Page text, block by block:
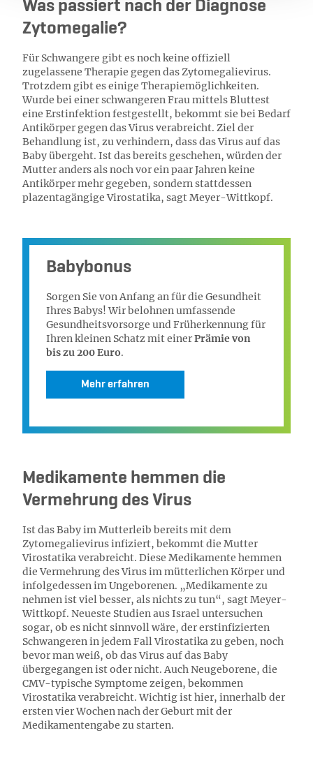
Was passiert nach der Diagnose
Zytomegalie?
Für Schwangere gibt es noch keine offiziell
zugelassene Therapie gegen das Zytomegalievirus.
Trotzdem gibt es einige Therapiemöglichkeiten.
Wurde bei einer schwangeren Frau mittels Bluttest
eine Erstinfektion festgestellt, bekommt sie bei Bedarf
Antikörper gegen das Virus verabreicht. Ziel der
Behandlung ist, zu verhindern, dass das Virus auf das
Baby übergeht. Ist das bereits geschehen, würden der
Mutter anders als noch vor ein paar Jahren keine
Antikörper mehr gegeben, sondern stattdessen
plazentagängige Virostatika, sagt Meyer-Wittkopf.
Babybonus
Sorgen Sie von Anfang an für die Gesundheit
Ihres Babys! Wir belohnen umfassende
Gesundheitsvorsorge und Früherkennung für
Ihren kleinen Schatz mit einerPrämie von
bis zu 200 Euro.
Mehr erfahren
Medikamente hemmen die
Vermehrung des Virus
Ist das Baby im Mutterleib bereits mit dem
Zytomegalievirus infiziert, bekommt die Mutter
Virostatika verabreicht. Diese Medikamente hemmen
die Vermehrung des Virus im mütterlichen Körper und
infolgedessen im Ungeborenen. „Medikamente zu
nehmen ist viel besser, als nichts zu tun“, sagt Meyer-
Wittkopf. Neueste Studien aus Israel untersuchen
sogar, ob es nicht sinnvoll wäre, der erstinfizierten
Schwangeren in jedem Fall Virostatika zu geben, noch
bevor man weiß, ob das Virus auf das Baby
übergegangen ist oder nicht. Auch Neugeborene, die
CMV-typische Symptome zeigen, bekommen
Virostatika verabreicht. Wichtig ist hier, innerhalb der
ersten vier Wochen nach der Geburt mit der
Medikamentengabe zu starten.